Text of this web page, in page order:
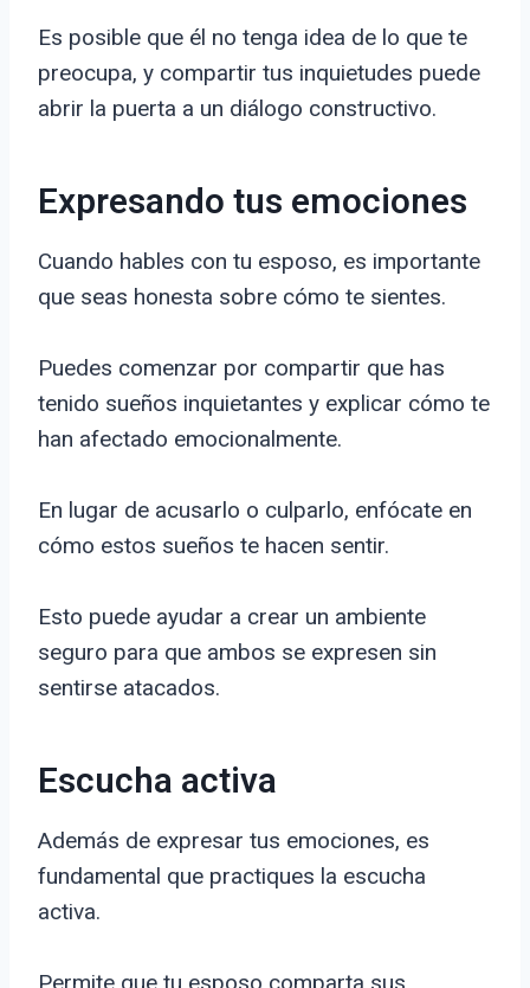
Es posible que él no tenga idea de lo que te
preocupa, y compartir tus inquietudes puede
abrir la puerta a un diálogo constructivo.
Expresando tus emociones
Cuando hables con tu esposo, es importante
que seas honesta sobre cómo te sientes.
Puedes comenzar por compartir que has
tenido sueños inquietantes y explicar cómo te
han afectado emocionalmente.
En lugar de acusarlo o culparlo, enfócate en
cómo estos sueños te hacen sentir.
Esto puede ayudar a crear un ambiente
seguro para que ambos se expresen sin
sentirse atacados.
Escucha activa
Además de expresar tus emociones, es
fundamental que practiques la escucha
activa.